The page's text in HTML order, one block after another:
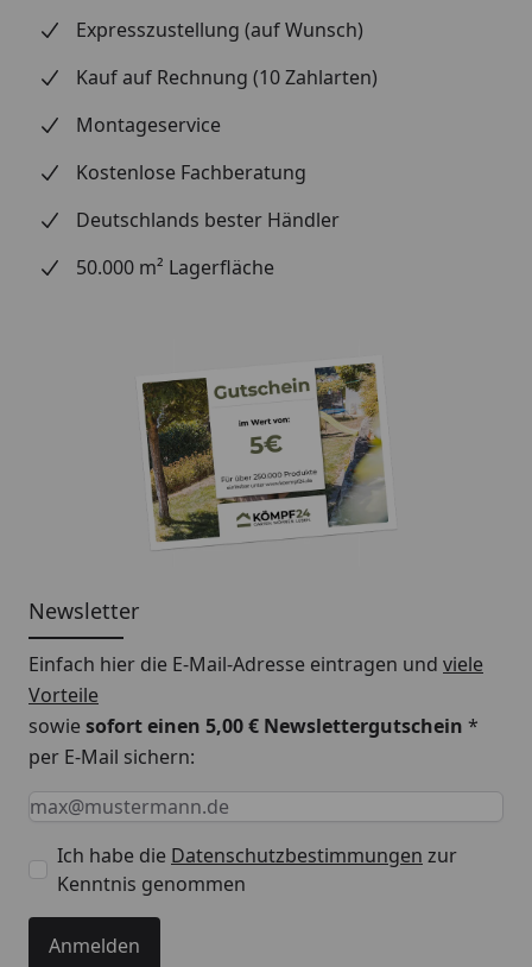
Expresszustellung (auf Wunsch)
Kauf auf Rechnung (10 Zahlarten)
Montageservice
Kostenlose Fachberatung
Deutschlands bester Händler
50.000 m² Lagerfläche
Newsletter
Einfach hier die E-Mail-Adresse eintragen und viele
Vorteile
sowiesofort einen 5,00 € Newslettergutschein *
per E-Mail sichern:
Keine Eingabe erforderlich
Eingabe erforderlich
E-Mail *
Ich habe die Datenschutzbestimmungen zur
Kenntnis genommen
Anmelden